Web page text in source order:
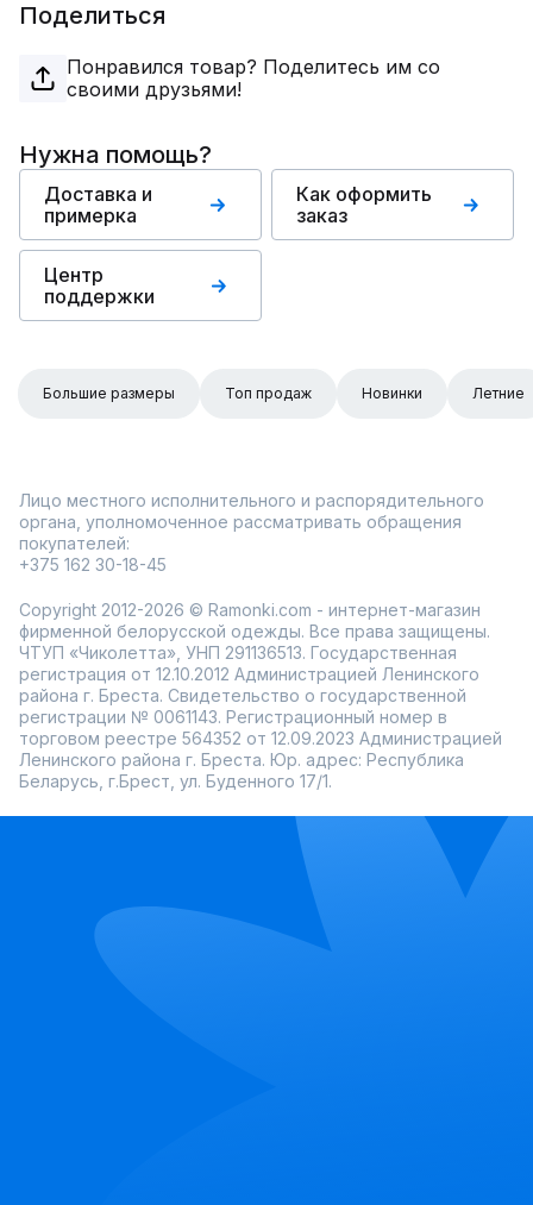
Поделиться
Понравился товар? Поделитесь им со
своими друзьями!
Нужна помощь?
Доставка и
примерка
Как оформить
заказ
Центр
поддержки
Большие размеры Топ продаж Новинки Летние
Лицо местного исполнительного и распорядительного
органа, уполномоченное рассматривать обращения
покупателей:
+375 162 30-18-45
Copyright 2012-2026 © Ramonki.com - интернет-магазин
фирменной белорусской одежды. Все права защищены.
ЧТУП «Чиколетта», УНП 291136513. Государственная
регистрация от 12.10.2012 Администрацией Ленинского
района г. Бреста. Свидетельство о государственной
регистрации № 0061143. Регистрационный номер в
торговом реестре 564352 от 12.09.2023 Администрацией
Ленинского района г. Бреста. Юр. адрес: Республика
Беларусь, г.Брест, ул. Буденного 17/1.